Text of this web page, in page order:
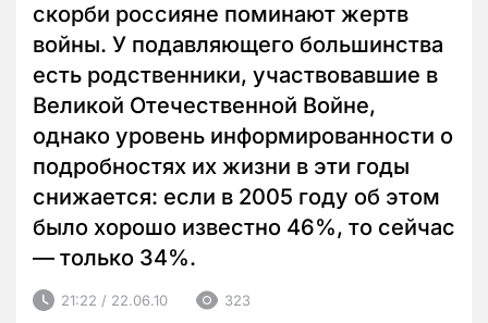
скорби россияне поминают жертв
войны. У подавляющего большинства
есть родственники, участвовавшие в
Великой Отечественной Войне,
однако уровень информированности о
подробностях их жизни в эти годы
снижается: если в 2005 году об этом
было хорошо известно 46%, то сейчас
— только 34%.
21:22 / 22.06.10 323